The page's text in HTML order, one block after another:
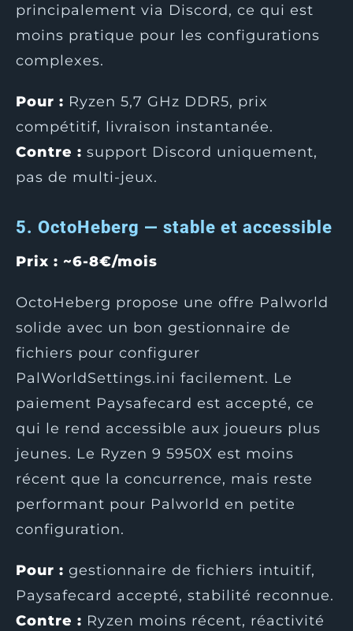
principalement via Discord, ce qui est
moins pratique pour les configurations
complexes.
Pour : Ryzen 5,7 GHz DDR5, prix
compétitif, livraison instantanée.
Contre : support Discord uniquement,
pas de multi-jeux.
5. OctoHeberg — stable et accessible
Prix : ~6-8€/mois
OctoHeberg propose une offre Palworld
solide avec un bon gestionnaire de
fichiers pour configurer
PalWorldSettings.ini facilement. Le
paiement Paysafecard est accepté, ce
qui le rend accessible aux joueurs plus
jeunes. Le Ryzen 9 5950X est moins
récent que la concurrence, mais reste
performant pour Palworld en petite
configuration.
Pour : gestionnaire de fichiers intuitif,
Paysafecard accepté, stabilité reconnue.
Contre : Ryzen moins récent, réactivité